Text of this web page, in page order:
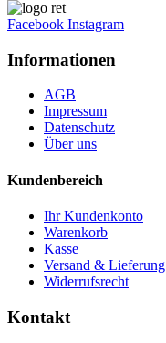
Facebook Instagram
Informationen
AGB
Impressum
Datenschutz
Über uns
Kundenbereich
Ihr Kundenkonto
Warenkorb
Kasse
Versand & Lieferung
Widerrufsrecht
Kontakt